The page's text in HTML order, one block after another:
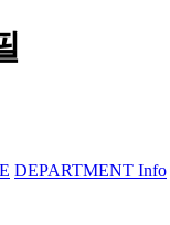
DEPARTMENT Info